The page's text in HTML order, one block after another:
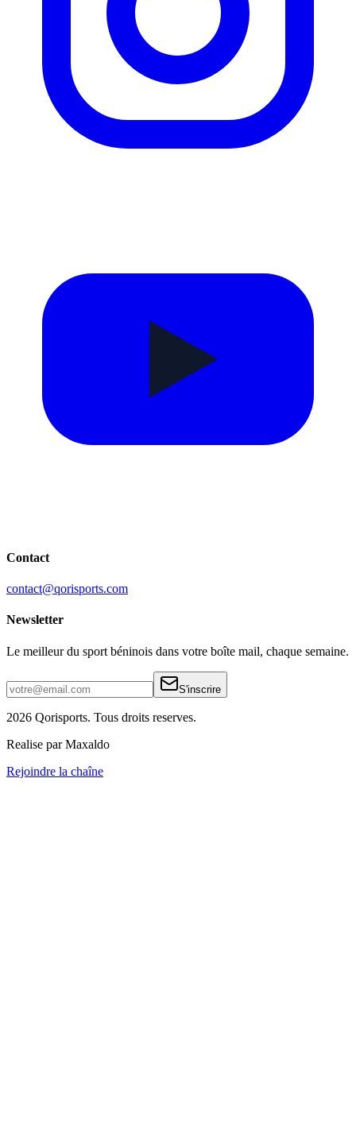
Contact
contact@qorisports.com
Newsletter
Le meilleur du sport béninois dans votre boîte mail, chaque semaine.
S'inscrire
2026 Qorisports. Tous droits reserves.
Realise par Maxaldo
Rejoindre la chaîne